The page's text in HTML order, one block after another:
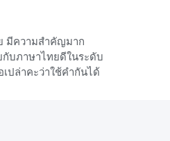
มีความสำคัญมาก
กับภาษาไทยดีในระดับ
ปล่าคะว่าใช้คำกันได้